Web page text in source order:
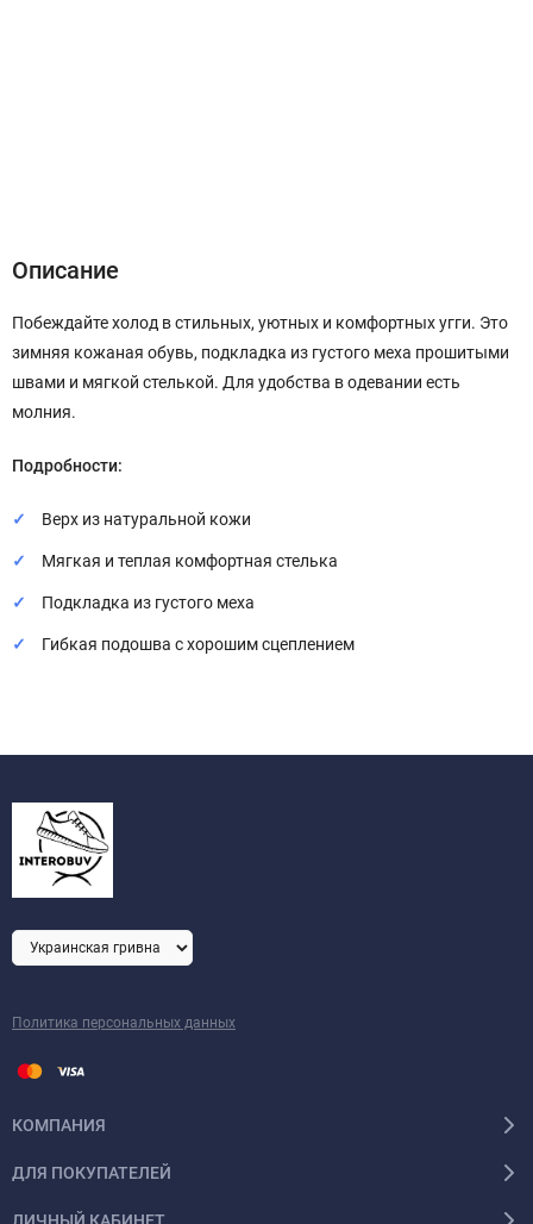
Описание
Побеждайте холод в стильных, уютных и комфортных угги. Это
зимняя кожаная обувь, подкладка из густого меха прошитыми
швами и мягкой стелькой. Для удобства в одевании есть
молния.
Подробности:
Верх из натуральной кожи
Мягкая и теплая комфортная стелька
Подкладка из густого меха
Гибкая подошва с хорошим сцеплением
Политика персональных данных
КОМПАНИЯ
ДЛЯ ПОКУПАТЕЛЕЙ
ЛИЧНЫЙ КАБИНЕТ